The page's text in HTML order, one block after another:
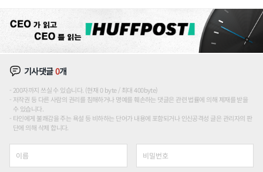
기사댓글0개
200자까지 쓰실 수 있습니다. (현재 0 byte / 최대 400byte)
저작권 등 다른 사람의 권리를 침해하거나 명예를 훼손하는 댓글은 관련 법률에 의해 제재를 받을
수 있습니다.
타인에게 불쾌감을 주는 욕설 등 비하하는 단어가 내용에 포함되거나 인신공격성 글은 관리자의 판
단에 의해 삭제 합니다.